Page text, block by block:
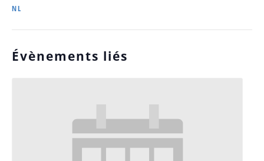
NL
Évènements liés